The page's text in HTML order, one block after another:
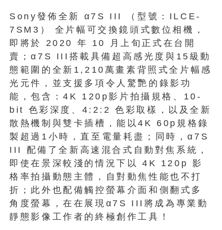
Sony發佈全新 α7S III （型號：ILCE-
7SM3） 全片幅可交換鏡頭式數位相機，
即將於 2020 年 10 月上旬正式在台開
賣；α7S III搭載具備超高感光度與15級動
態範圍的全新1,210萬畫素背照式全片幅感
光元件，並支援多項令人驚艷的錄影功
能，包含：4K 120p影片拍攝規格、10-
bit 色彩深度、4:2:2 色彩取樣，以及全新
散熱機制與雙卡插槽，能以4K 60p規格錄
製超過1小時，直至電量耗盡；同時，α7S
III 配備了全新高速混合式自動對焦系統，
即使在景深較淺的情況下以 4K 120p 影
格率拍攝動態主體，自對動焦性能也不打
折；此外也配備觸控螢幕介面和側翻式多
角度螢幕，在在展現α7S III將成為專業動
靜態影像工作者的終極創作工具！